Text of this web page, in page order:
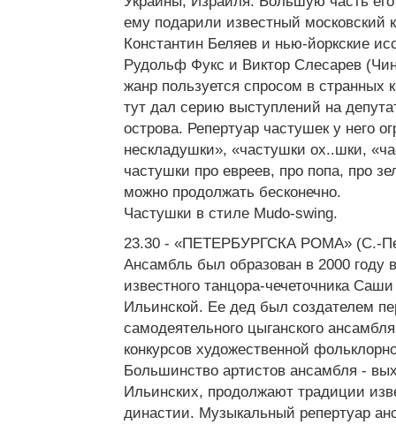
ему подарили известный московский
Константин Беляев и нью-йоркские
Рудольф Фукс и Виктор Слесарев
жанр пользуется спросом в странных
тут дал серию выступлений на
острова. Репертуар частушек у него
нескладушки», «частушки ох..шки,
частушки про евреев, про попа, про
можно продолжать бесконечно.
Частушки в стиле Mudo-swing.
23.30 - «ПЕТЕРБУРГСКА РОМА» (C.-
Ансамбль был образован в 2000 году
известного танцора-чечеточника
Ильинской. Ее дед был создателем
самодеятельного цыганского
конкурсов художественной
Большинство артистов ансамбля -
Ильинских, продолжают традиции
династии. Музыкальный репертуар